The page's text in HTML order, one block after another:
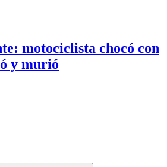
motociclista chocó con
y murió